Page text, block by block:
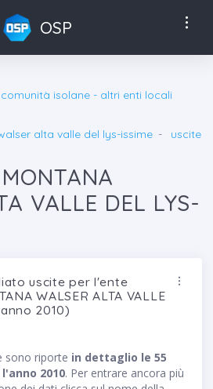
OSP
isolane - altri enti locali
alta valle del lys-issime
uscite
VALLE DEL LYS-
uscite per l'ente
WALSER ALTA VALLE
2010)
sono riporte in dettaglio le 55
2010. Per entrare ancora più